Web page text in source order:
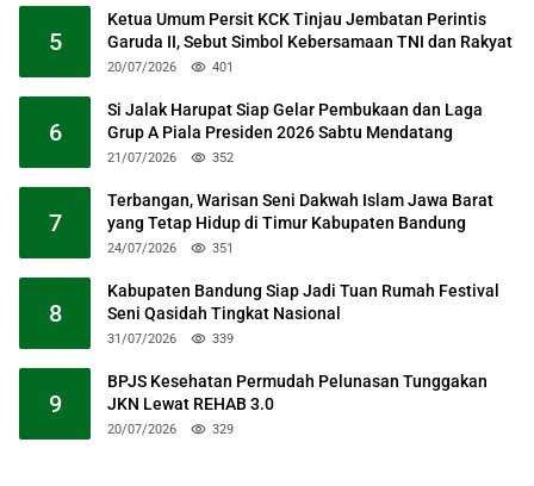
5
Ketua Umum Persit KCK Tinjau Jembatan Perintis
Garuda II, Sebut Simbol Kebersamaan TNI dan Rakyat
20/07/2026 401
6
Si Jalak Harupat Siap Gelar Pembukaan dan Laga
Grup A Piala Presiden 2026 Sabtu Mendatang
21/07/2026 352
7
Terbangan, Warisan Seni Dakwah Islam Jawa Barat
yang Tetap Hidup di Timur Kabupaten Bandung
24/07/2026 351
8
Kabupaten Bandung Siap Jadi Tuan Rumah Festival
Seni Qasidah Tingkat Nasional
31/07/2026 339
9
BPJS Kesehatan Permudah Pelunasan Tunggakan
JKN Lewat REHAB 3.0
20/07/2026 329